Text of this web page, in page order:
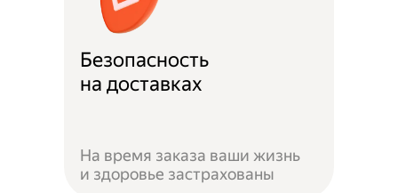
Безопасность
на доставках
На время заказа ваши жизнь
и здоровье застрахованы